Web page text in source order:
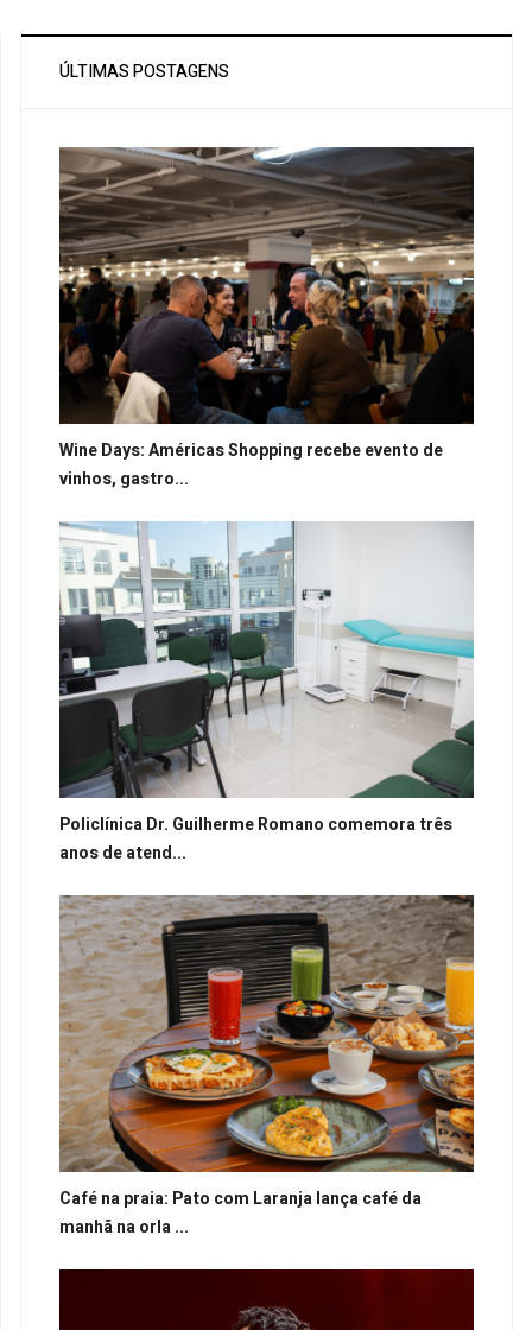
ÚLTIMAS POSTAGENS
Wine Days: Américas Shopping recebe evento de
vinhos, gastro...
Policlínica Dr. Guilherme Romano comemora três
anos de atend...
Café na praia: Pato com Laranja lança café da
manhã na orla ...